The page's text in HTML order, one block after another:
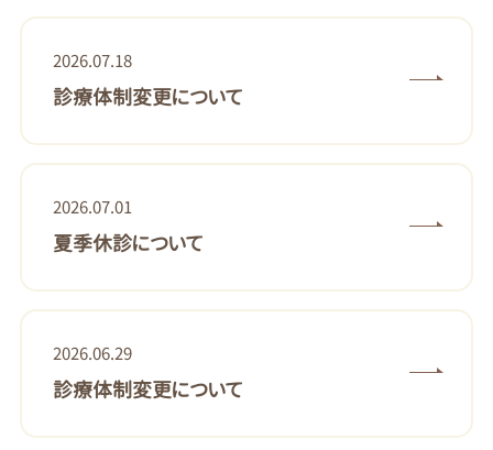
2026.07.18
診療体制変更について
2026.07.01
夏季休診について
2026.06.29
診療体制変更について